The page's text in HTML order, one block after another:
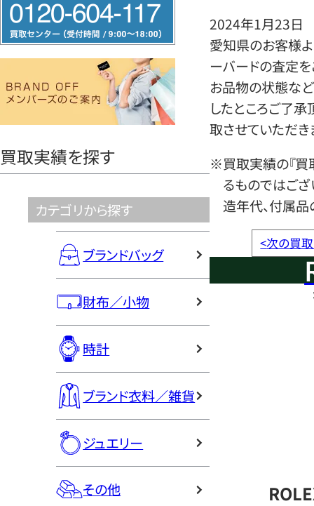
リ
ー
ヤ
買取実績を探す
カテゴリから探す
ブランドバッグ
財布／小物
時計
ブランド衣料／雑貨
ジュエリー
その他
2024年1月23日
愛知県のお客様よ
ーバードの査定
お品物の状態など
したところご了
取させていただき
※買取実績の『買
るものではござ
造年代、付属品
<次の買